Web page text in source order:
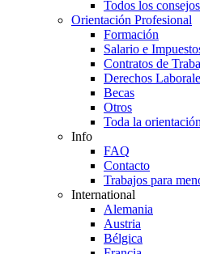
Todos los consejos
Orientación Profesional
Formación
Salario e
Contratos de
Derechos
Becas
Otros
Toda la
Info
FAQ
Contacto
Trabajos para
International
Alemania
Austria
Bélgica